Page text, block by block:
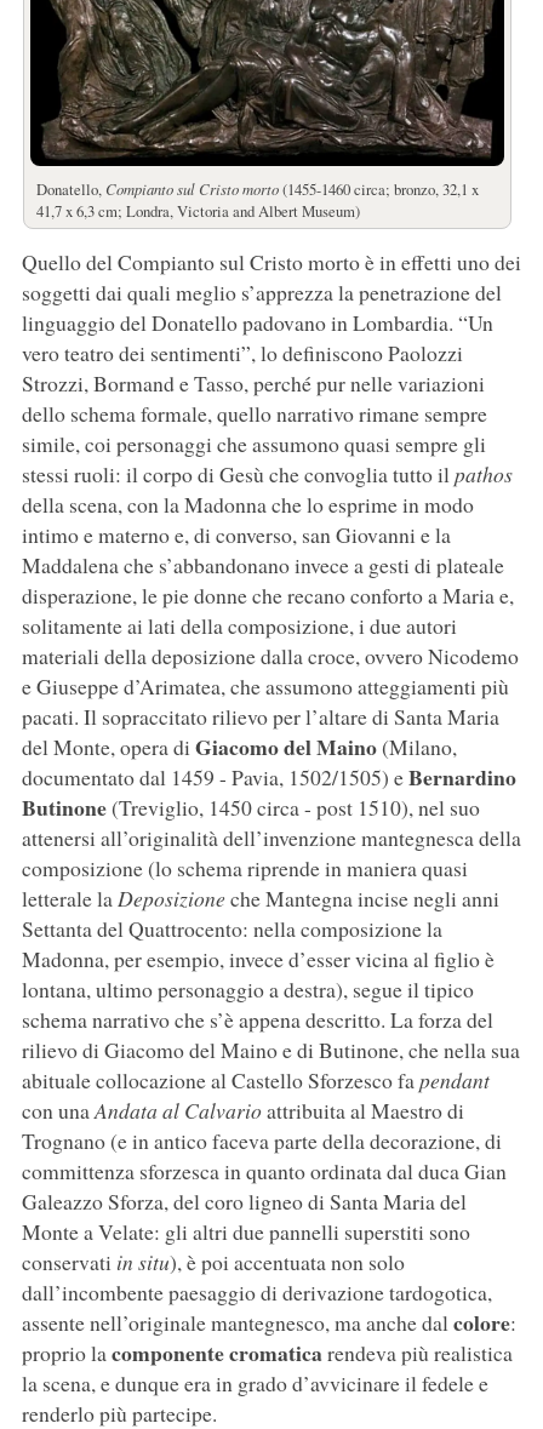
Donatello, Compianto sul Cristo morto(1455-1460 circa; bronzo, 32,1 x
41,7 x 6,3 cm; Londra, Victoria and Albert Museum)
Quello del Compianto sul Cristo morto è in effetti uno dei
soggetti dai quali meglio s’apprezza la penetrazione del
linguaggio del Donatello padovano in Lombardia. “Un
vero teatro dei sentimenti”, lo definiscono Paolozzi
Strozzi, Bormand e Tasso, perché pur nelle variazioni
dello schema formale, quello narrativo rimane sempre
simile, coi personaggi che assumono quasi sempre gli
stessi ruoli: il corpo di Gesù che convoglia tutto il pathos
della scena, con la Madonna che lo esprime in modo
intimo e materno e, di converso, san Giovanni e la
Maddalena che s’abbandonano invece a gesti di plateale
disperazione, le pie donne che recano conforto a Maria e,
solitamente ai lati della composizione, i due autori
materiali della deposizione dalla croce, ovvero Nicodemo
e Giuseppe d’Arimatea, che assumono atteggiamenti più
pacati. Il sopraccitato rilievo per l’altare di Santa Maria
del Monte, opera di Giacomo del Maino(Milano,
documentato dal 1459 - Pavia, 1502/1505) eBernardino
Butinone(Treviglio, 1450 circa - post 1510), nel suo
attenersi all’originalità dell’invenzione mantegnesca della
composizione (lo schema riprende in maniera quasi
letterale la Deposizioneche Mantegna incise negli anni
Settanta del Quattrocento: nella composizione la
Madonna, per esempio, invece d’esser vicina al figlio è
lontana, ultimo personaggio a destra), segue il tipico
schema narrativo che s’è appena descritto. La forza del
rilievo di Giacomo del Maino e di Butinone, che nella sua
abituale collocazione al Castello Sforzesco fa pendant
con una Andata al Calvarioattribuita al Maestro di
Trognano (e in antico faceva parte della decorazione, di
committenza sforzesca in quanto ordinata dal duca Gian
Galeazzo Sforza, del coro ligneo di Santa Maria del
Monte a Velate: gli altri due pannelli superstiti sono
conservati in situ), è poi accentuata non solo
dall’incombente paesaggio di derivazione tardogotica,
assente nell’originale mantegnesco, ma anche dal colore:
proprio la componente cromaticarendeva più realistica
la scena, e dunque era in grado d’avvicinare il fedele e
renderlo più partecipe.